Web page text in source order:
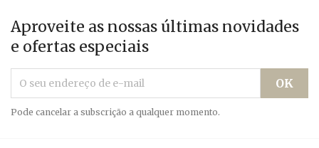
Aproveite as nossas últimas novidades
e ofertas especiais
Pode cancelar a subscrição a qualquer momento.